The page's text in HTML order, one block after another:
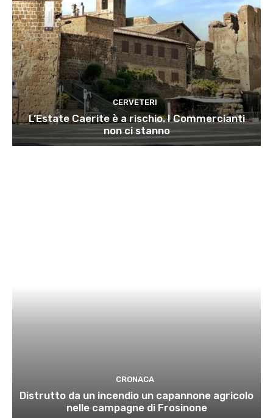
CERVETERI
L’Estate Caerite è a rischio. I Commercianti
non ci stanno
CRONACA
Distrutto da un incendio un capannone agricolo
nelle campagne di Frosinone